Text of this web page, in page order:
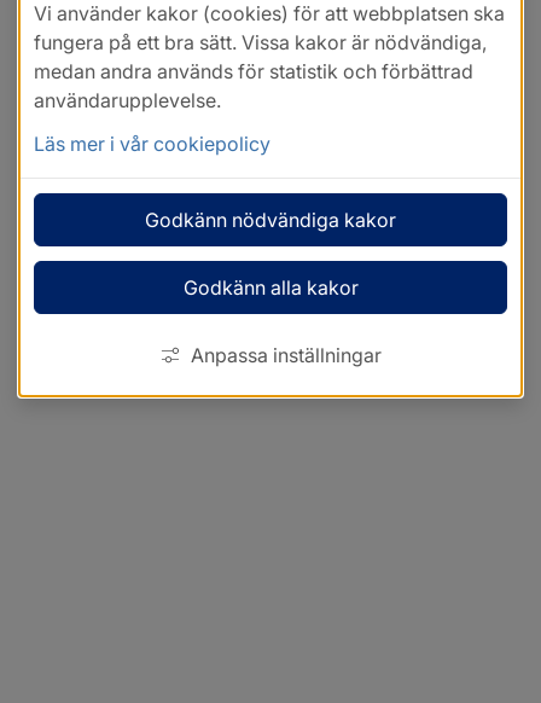
Vi använder kakor (cookies) för att webbplatsen ska
fungera på ett bra sätt. Vissa kakor är nödvändiga,
medan andra används för statistik och förbättrad
användarupplevelse.
Läs mer i vår cookiepolicy
Godkänn nödvändiga kakor
Godkänn alla kakor
Anpassa inställningar